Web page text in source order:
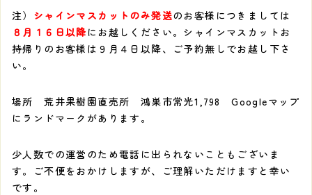
注） シャインマスカットのみ発送のお客様につきましては
８月１６日以降にお越しください。シャインマスカットお
持帰りのお客様は９月４日以降、ご予約無しでお越し下さ
い。
場所 荒井果樹園直売所 鴻巣市常光1,798 Googleマップ
にランドマークがあります。
少人数での運営のため電話に出られないこともございま
す。ご不便をおかけしますが、ご理解いただけますと幸い
です。